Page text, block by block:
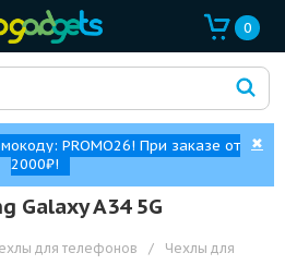
0
PROMO26! При заказе от
2000₽!
✖
Galaxy A34 5G
для телефонов /
Чехлы для